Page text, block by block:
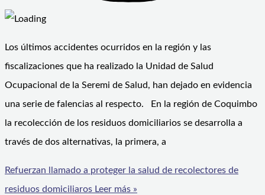
Los últimos accidentes ocurridos en la región y las
fiscalizaciones que ha realizado la Unidad de Salud
Ocupacional de la Seremi de Salud, han dejado en evidencia
una serie de falencias al respecto. En la región de Coquimbo
la recolección de los residuos domiciliarios se desarrolla a
través de dos alternativas, la primera, a
Refuerzan llamado a proteger la salud de recolectores de
residuos domiciliaros Leer más »